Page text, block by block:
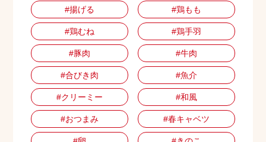
#揚げる #鶏もも
#鶏むね #鶏手羽
#豚肉 #牛肉
#合びき肉 #魚介
#クリーミー #和風
#おつまみ #春キャベツ